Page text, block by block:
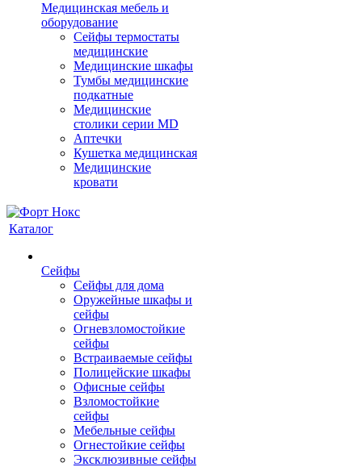
Медицинская мебель и
оборудование
Сейфы термостаты
медицинские
Медицинские шкафы
Тумбы медицинские
подкатные
Медицинские
столики серии MD
Аптечки
Кушетка медицинская
Медицинские
кровати
Каталог
Сейфы
Сейфы для дома
Оружейные шкафы и
сейфы
Огневзломостойкие
сейфы
Встраиваемые сейфы
Полицейские шкафы
Офисные сейфы
Взломостойкие
сейфы
Мебельные сейфы
Огнестойкие сейфы
Эксклюзивные сейфы